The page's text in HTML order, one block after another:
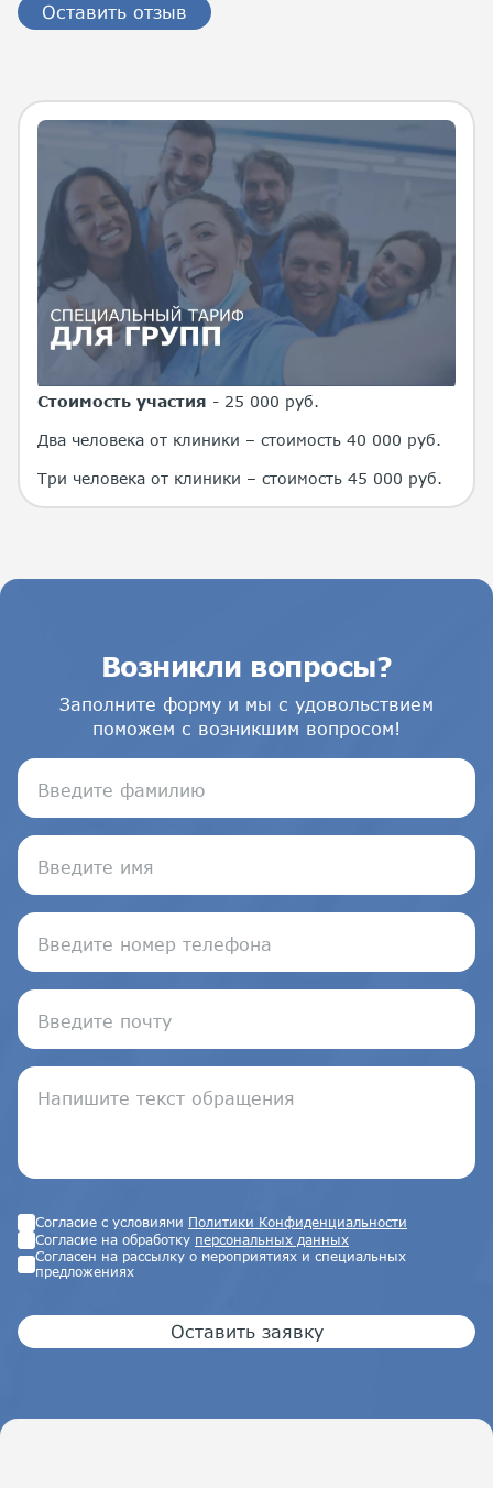
Оставить отзыв
Стоимость участия - 25 000 руб.
Два человека от клиники – стоимость 40 000 руб.
Три человека от клиники – стоимость 45 000 руб.
Возникли вопросы?
Заполните форму и мы с удовольствием
поможем с возникшим вопросом!
Согласие с условиями Политики Конфиденциальности
Согласие на обработку персональных данных
Согласен на рассылку о мероприятиях и специальных
предложениях
Оставить заявку